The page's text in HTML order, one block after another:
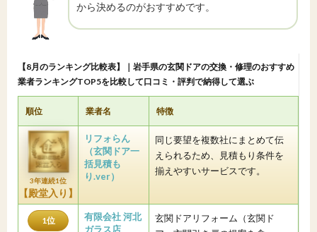
から決めるのがおすすめです。
【8月のランキング比較表】｜岩手県の玄関ドアの交換・修理のおすすめ
業者ランキングTOP5を比較して口コミ・評判で納得して選ぶ
順位 業者名 特徴
3年連続1位
【殿堂入り】
リフォらん
（玄関ドア一
括見積も
り.ver）
同じ要望を複数社にまとめて伝
えられるため、見積もり条件を
揃えやすいサービスです。
1位
有限会社 河北
ガラス店
玄関ドアリフォーム（玄関ド